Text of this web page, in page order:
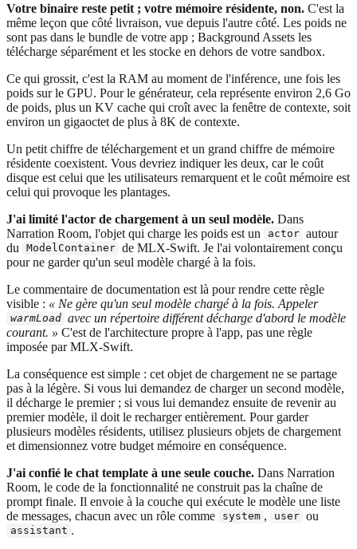
Votre binaire reste petit ; votre mémoire résidente, non. C'est la
même leçon que côté livraison, vue depuis l'autre côté. Les poids ne
sont pas dans le bundle de votre app ; Background Assets les
télécharge séparément et les stocke en dehors de votre sandbox.
Ce qui grossit, c'est la RAM au moment de l'inférence, une fois les
poids sur le GPU. Pour le générateur, cela représente environ 2,6 Go
de poids, plus un KV cache qui croît avec la fenêtre de contexte, soit
environ un gigaoctet de plus à 8K de contexte.
Un petit chiffre de téléchargement et un grand chiffre de mémoire
résidente coexistent. Vous devriez indiquer les deux, car le coût
disque est celui que les utilisateurs remarquent et le coût mémoire est
celui qui provoque les plantages.
J'ai limité l'actor de chargement à un seul modèle. Dans
Narration Room, l'objet qui charge les poids est un
actor autour
du
ModelContainer de MLX-Swift. Je l'ai volontairement conçu
pour ne garder qu'un seul modèle chargé à la fois.
Le commentaire de documentation est là pour rendre cette règle
visible : « Ne gère qu'un seul modèle chargé à la fois. Appeler
warmLoad avec un répertoire différent décharge d'abord le modèle
courant. » C'est de l'architecture propre à l'app, pas une règle
imposée par MLX-Swift.
La conséquence est simple : cet objet de chargement ne se partage
pas à la légère. Si vous lui demandez de charger un second modèle,
il décharge le premier ; si vous lui demandez ensuite de revenir au
premier modèle, il doit le recharger entièrement. Pour garder
plusieurs modèles résidents, utilisez plusieurs objets de chargement
et dimensionnez votre budget mémoire en conséquence.
J'ai confié le chat template à une seule couche. Dans Narration
Room, le code de la fonctionnalité ne construit pas la chaîne de
prompt finale. Il envoie à la couche qui exécute le modèle une liste
de messages, chacun avec un rôle comme
system , user ou
assistant .